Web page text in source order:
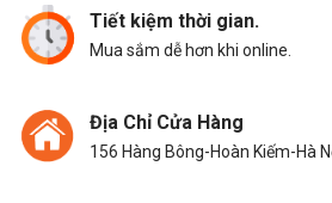
Tiết kiệm thời gian.
Mua sắm dễ hơn khi online.
Địa Chỉ Cửa Hàng
156 Hàng Bông-Hoàn Kiếm-Hà